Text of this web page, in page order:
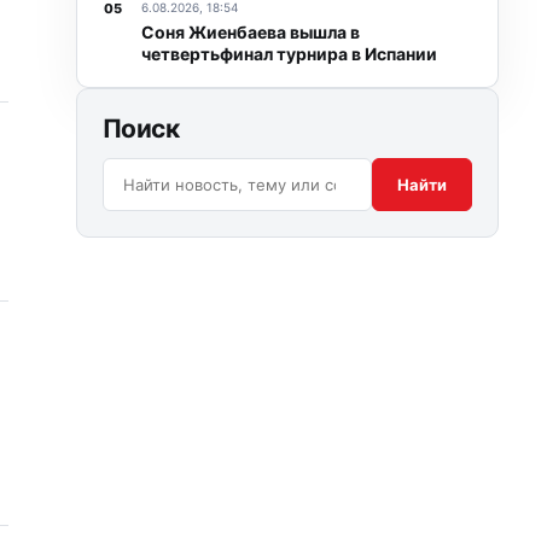
6.08.2026, 18:54
Соня Жиенбаева вышла в
четвертьфинал турнира в Испании
Поиск
Найти